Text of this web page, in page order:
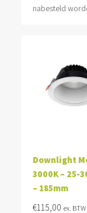
nabesteld
Downlight
3000K – 25-
– 185mm
€115,00 ex. BTW